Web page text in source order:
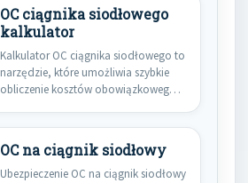
OC ciągnika siodłowego
kalkulator
Kalkulator OC ciągnika siodłowego to
narzędzie, które umożliwia szybkie
obliczenie kosztów obowiązkowego
OC na ciągnik siodłowy
Ubezpieczenie OC na ciągnik siodłowy